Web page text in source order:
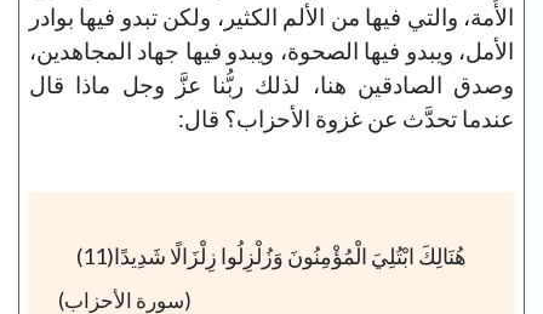
الأُمة، والتي فيها من الألم الكثير، ولكن تبدو فيها بوادر
الأمل، ويبدو فيها الصحوة، ويبدو فيها جهاد المجاهدين،
وصدق الصادقين هنا، لذلك ربُّنا عزَّ وجل ماذا قال
عندما تحدَّث عن غزوة الأحزاب؟ قال:
هُنَالِكَ ابْتُلِيَ الْمُؤْمِنُونَ وَزُلْزِلُوا زِلْزَالًا شَدِيدًا(11)
(سورة الأحزاب)